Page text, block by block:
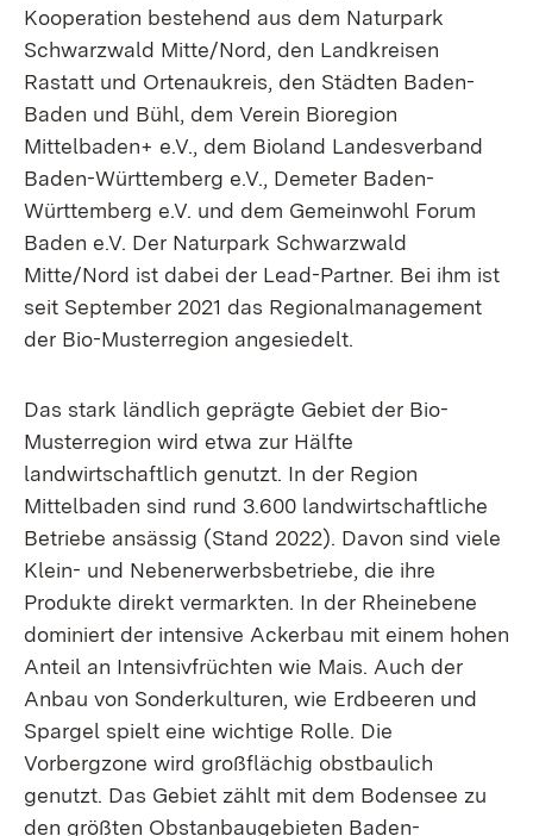
Kooperation bestehend aus dem Naturpark
Schwarzwald Mitte/Nord, den Landkreisen
Rastatt und Ortenaukreis, den Städten Baden-
Baden und Bühl, dem Verein Bioregion
Mittelbaden+ e.V., dem Bioland Landesverband
Baden-Württemberg e.V., Demeter Baden-
Württemberg e.V. und dem Gemeinwohl Forum
Baden e.V. Der Naturpark Schwarzwald
Mitte/Nord ist dabei der Lead-Partner. Bei ihm ist
seit September 2021 das Regionalmanagement
der Bio-Musterregion angesiedelt.
Das stark ländlich geprägte Gebiet der Bio-
Musterregion wird etwa zur Hälfte
landwirtschaftlich genutzt. In der Region
Mittelbaden sind rund 3.600 landwirtschaftliche
Betriebe ansässig (Stand 2022). Davon sind viele
Klein- und Nebenerwerbsbetriebe, die ihre
Produkte direkt vermarkten. In der Rheinebene
dominiert der intensive Ackerbau mit einem hohen
Anteil an Intensivfrüchten wie Mais. Auch der
Anbau von Sonderkulturen, wie Erdbeeren und
Spargel spielt eine wichtige Rolle. Die
Vorbergzone wird großflächig obstbaulich
genutzt. Das Gebiet zählt mit dem Bodensee zu
den größten Obstanbaugebieten Baden-